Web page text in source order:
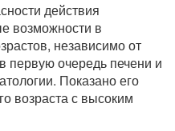
действия
возможности в
независимо от
первую очередь печени и
Показано его
возраста с высоким